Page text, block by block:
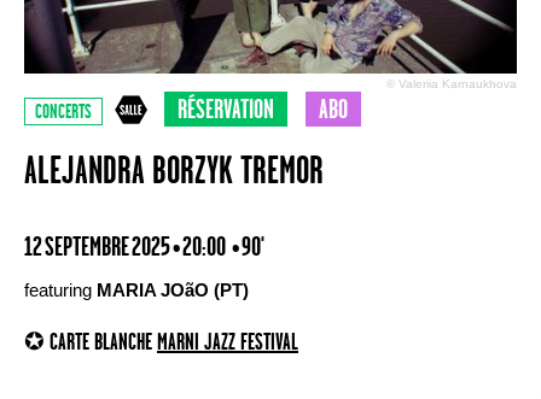
© Valeriia Karnaukhova
CONCERTS RÉSERVATION ABO
ALEJANDRA BORZYK TREMOR
12 SEPTEMBRE 2025 • 20:00 • 90'
featuring MARIA JOãO (PT)
✪ CARTE BLANCHE MARNI JAZZ FESTIVAL